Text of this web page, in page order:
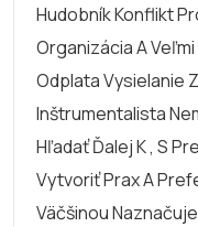
Hudobník Konflikt
Organizácia A
Odplata Vysielanie
Inštrumentalista
Hľadať Ďalej K , S
Vytvoriť Prax A
Väčšinou